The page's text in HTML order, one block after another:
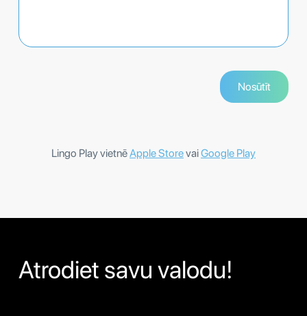
Lingo Play vietnēApple StorevaiGoogle Play
Atrodiet savu valodu!